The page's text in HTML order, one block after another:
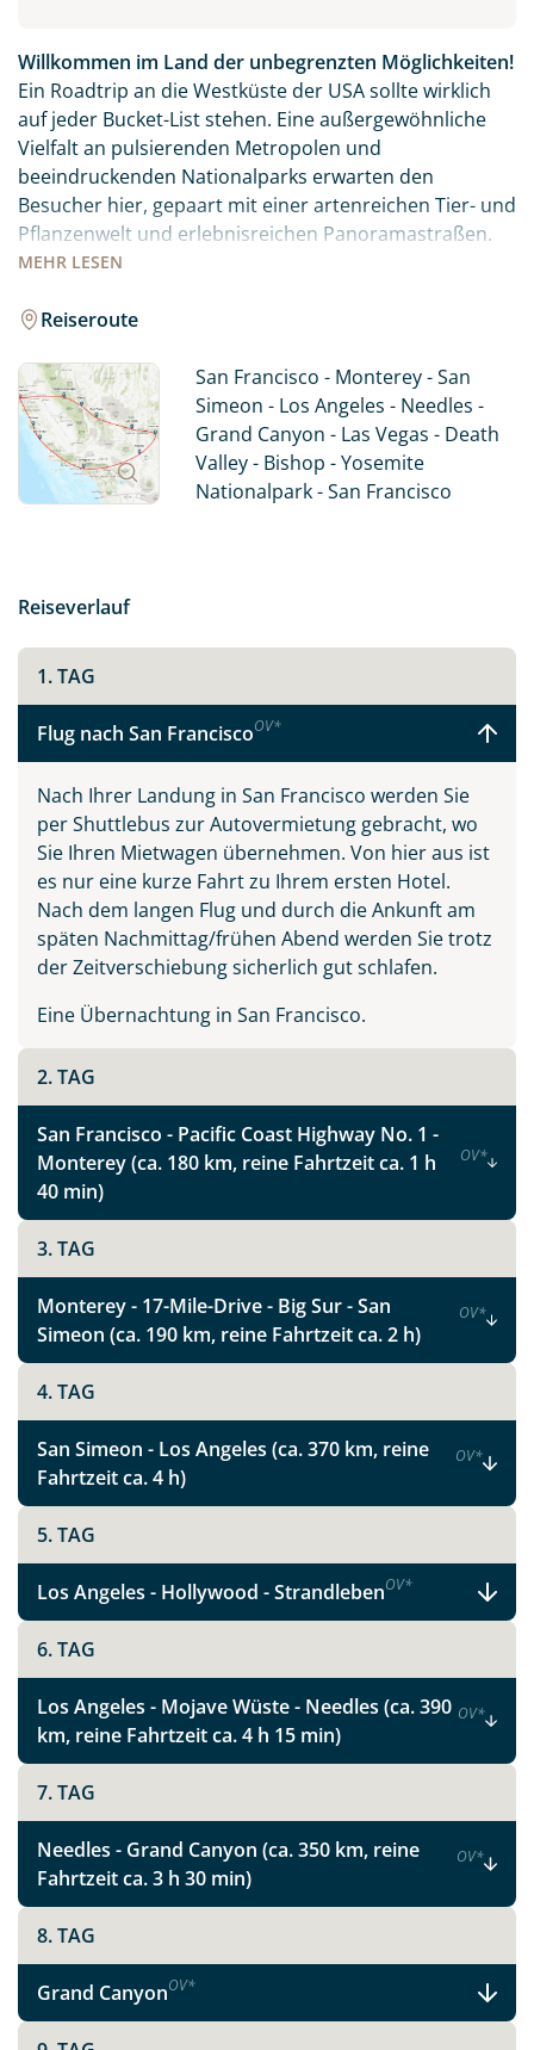
Teile diese Reise
Metropolen und Nationalparks im Westen
der USA
Facebook
MEHR LESEN
Willkommen im Land der unbegrenzten Möglichkeiten!
Ein Roadtrip an die Westküste der USA sollte wirklich
auf jeder Bucket-List stehen. Eine außergewöhnliche
Vielfalt an pulsierenden Metropolen und
beeindruckenden Nationalparks erwarten den
Besucher hier, gepaart mit einer artenreichen Tier- und
Pflanzenwelt und erlebnisreichen Panoramastraßen.
Golden Gate Bridge oder das Hollywood-Sign. Mit
unserer Reise erleben Sie einen perfekten Mix aus den
Städten San Francisco, Los Angeles und Las Vegas,
kombiniert mit den unendlichen Weiten des Westens
und den Nationalparks Grand Canyon, Yosemite und
Death Valley. Also: Worauf warten Sie noch? „Let’s go
West!“
eigene Art sehenswert. So findet man in San Francisco
neben den Cable Cars und der ehemaligen
Gefängnisinsel Alcatraz viele Spuren der Hippie-
Vergangenheit, während sich in Beverly Hills oder
Hollywood die Schönen und Reichen die Klinke in die
Hand geben, und in den zahlreichen Spielcasinos in
den Themenhotels am Las Vegas Strip gerne mal alles
auf eine Karte gesetzt wird.
Eine Fahrt entlang der kurvenreichen Panoramastraße
Pacific Coast Highway No. 1 wird Sie verzaubern und
gehört zweifellos zu den Highlights Kaliforniens. In oft
schwindelerregender Höhe führt diese Straße immer
am Pazifik entlang, mit wunderschönen Ausblicken und
malerischen Örtchen entlang der Strecke.
Vollständig wird eine Reise in den Westen der USA erst
mit einem Besuch der spektakulären Schluchten und
unwirklich scheinenden Felsformationen des
imposanten Grand Canyon, das ikonische Wahrzeichen
des Südwestens.
Ein nicht weniger beeindruckender und äußerst
fotogener Park und für viele das Kalifornien-Highlight
ist der Yosemite Nationalpark. Mit seinen gigantischen
Felsformationen, tosenden Wasserfällen und dunklen
Wäldern zählt er zu den schönsten Nationalparks im
Westen der USA.
Lassen Sie sich ein auf das Abenteuer West USA, und
setzen Sie Ihrem Traumziel keine Grenzen. Vertrauen
Sie unserer jahrelangen persönlichen Reiseerfahrung
und unseren Zielgebietskenntnissen, und planen Sie
Ihre Reise mit uns nach Ihren ganz persönlichen und
individuellen Wünschen und Vorstellungen. Wir
beraten Sie gerne!
Reiseroute
San Francisco - Monterey - San
Simeon - Los Angeles - Needles -
Grand Canyon - Las Vegas - Death
Valley - Bishop - Yosemite
Nationalpark - San Francisco
Reiseverlauf
1. TAG
Flug nach San FranciscoOV*
Nach Ihrer Landung in San Francisco werden Sie
per Shuttlebus zur Autovermietung gebracht, wo
Sie Ihren Mietwagen übernehmen. Von hier aus ist
es nur eine kurze Fahrt zu Ihrem ersten Hotel.
Nach dem langen Flug und durch die Ankunft am
späten Nachmittag/frühen Abend werden Sie trotz
der Zeitverschiebung sicherlich gut schlafen.
Eine Übernachtung in San Francisco.
2. TAG
San Francisco - Pacific Coast Highway No. 1 -
Monterey (ca. 180 km, reine Fahrtzeit ca. 1 h
40 min)
OV*
3. TAG
Monterey - 17-Mile-Drive - Big Sur - San
Simeon (ca. 190 km, reine Fahrtzeit ca. 2 h)
OV*
4. TAG
San Simeon - Los Angeles (ca. 370 km, reine
Fahrtzeit ca. 4 h)
OV*
5. TAG
Los Angeles - Hollywood - StrandlebenOV*
6. TAG
Los Angeles - Mojave Wüste - Needles (ca. 390
km, reine Fahrtzeit ca. 4 h 15 min)
OV*
7. TAG
Needles - Grand Canyon (ca. 350 km, reine
Fahrtzeit ca. 3 h 30 min)
OV*
8. TAG
Grand CanyonOV*